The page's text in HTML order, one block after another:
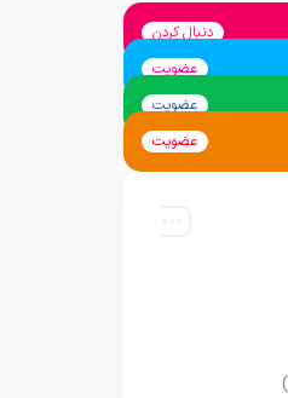
دنبال کردن
عضویت
عضویت
عضویت